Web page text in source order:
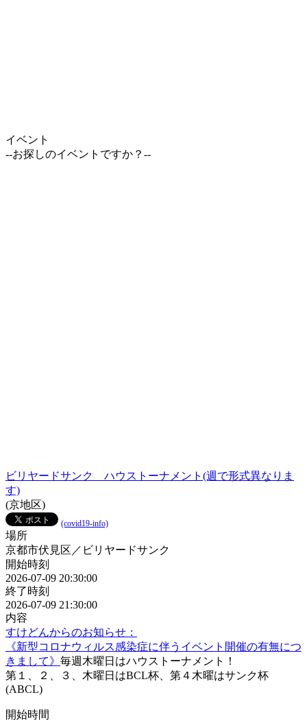
イベント
--お探しのイベントですか？--
ビリヤードサンク ハウストーナメント(週で形式異なりま
す)
(京地区)
(covid19-info)
場所
京都市伏見区／ビリヤードサンク
開始時刻
2026-07-09 20:30:00
終了時刻
2026-07-09 21:30:00
内容
すけどんからのお知らせ：
《新型コロナウィルス感染症に伴うイベント開催の有無につ
きまして》 毎週木曜日はハウストーナメント！
第１、２、３、木曜日はBCL杯、第４木曜はサンク杯
(ABCL)
開始時間